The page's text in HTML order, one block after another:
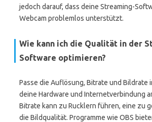
jedoch darauf, dass deine Streaming-
Webcam problemlos unterstützt.
Wie kann ich die Qualität in der
Software optimieren?
Passe die Auflösung, Bitrate und Bildrate
deine Hardware und Internetverbindung
Bitrate kann zu Rucklern führen, eine zu
die Bildqualität. Programme wie OBS